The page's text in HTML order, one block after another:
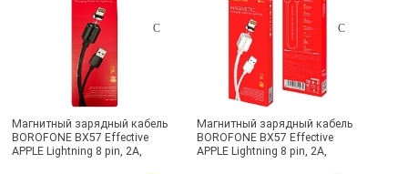
Магнитный зарядный кабель
BOROFONE BX57 Effective
APPLE Lightning 8 pin, 2A,
Магнитный зарядный кабель
BOROFONE BX57 Effective
APPLE Lightning 8 pin, 2A,